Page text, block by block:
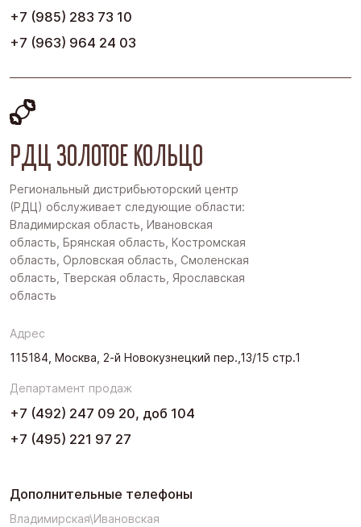
+7 (985) 283 73 10
+7 (963) 964 24 03
РДЦ ЗОЛОТОЕ КОЛЬЦО
Региональный дистрибьюторский центр
(РДЦ) обслуживает следующие области:
Владимирская область, Ивановская
область, Брянская область, Костромская
область, Орловская область, Смоленская
область, Тверская область, Ярославская
область
Адрес
115184, Москва, 2-й Новокузнецкий пер.,13/15 стр.1
Департамент продаж
+7 (492) 247 09 20, доб 104
+7 (495) 221 97 27
Дополнительные телефоны
Владимирская\Ивановская